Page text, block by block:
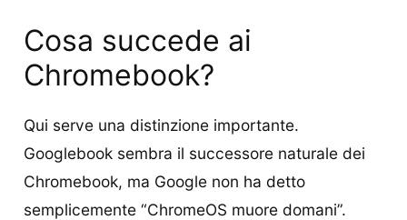
Cosa succede ai
Chromebook?
Qui serve una distinzione importante.
Googlebook sembra il successore naturale dei
Chromebook, ma Google non ha detto
semplicemente “ChromeOS muore domani”.